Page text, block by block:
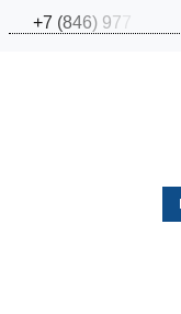
+7 (846) 977